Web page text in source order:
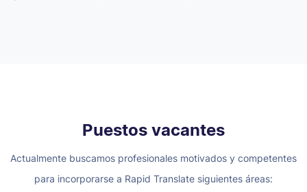
Puestos vacantes
Actualmente buscamos profesionales motivados y competentes
para incorporarse a Rapid Translate siguientes áreas: